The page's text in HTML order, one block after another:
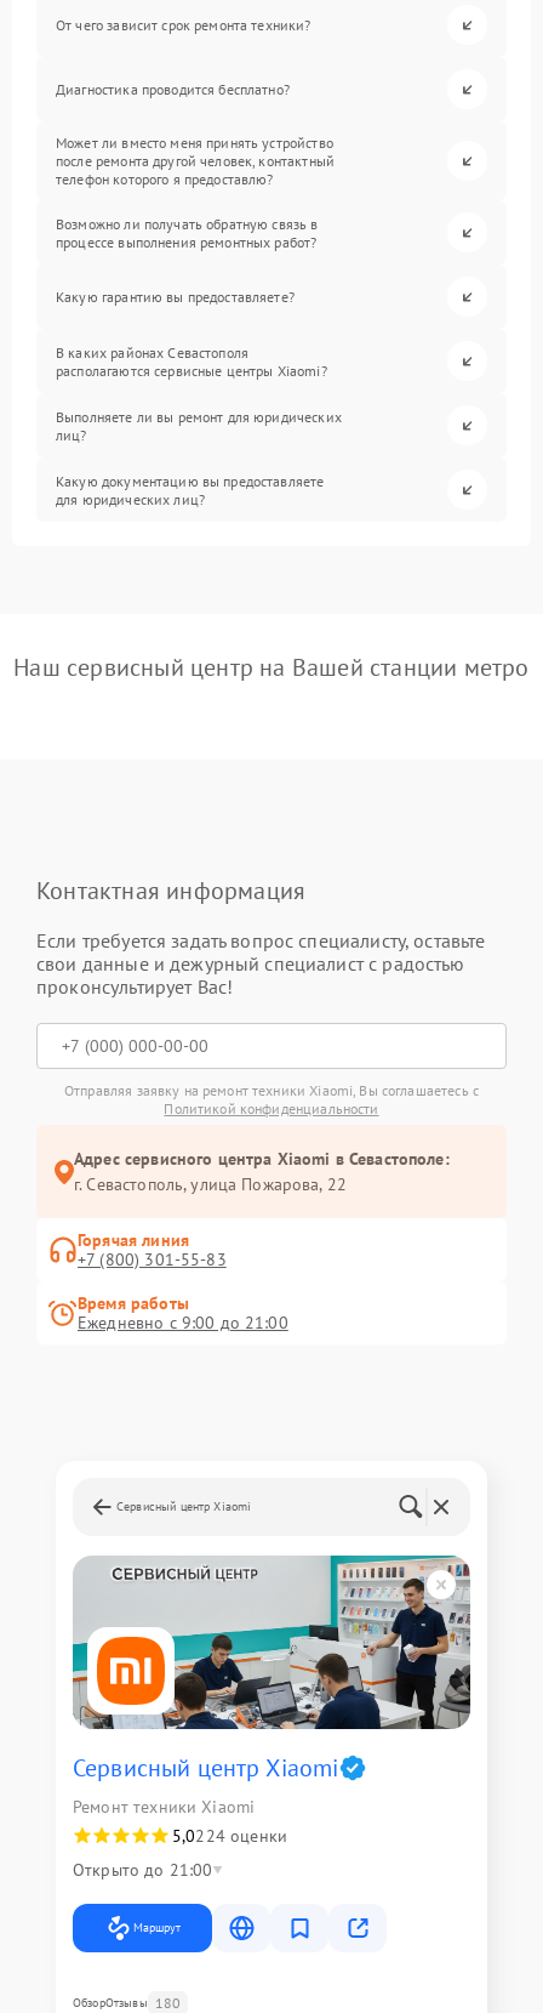
От чего зависит срок ремонта техники?
Диагностика проводится бесплатно?
Может ли вместо меня принять устройство
после ремонта другой человек, контактный
телефон которого я предоставлю?
Возможно ли получать обратную связь в
процессе выполнения ремонтных работ?
Какую гарантию вы предоставляете?
В каких районах Севастополя
располагаются сервисные центры Xiaomi?
Выполняете ли вы ремонт для юридических
лиц?
Какую документацию вы предоставляете
для юридических лиц?
Наш сервисный центр на Вашей станции метро
Контактная информация
Если требуется задать вопрос специалисту, оставьте
свои данные и дежурный специалист с радостью
проконсультирует Вас!
Отправляя заявку на ремонт техники Xiaomi, Вы соглашаетесь с
Политикой конфиденциальности
Адрес сервисного центра Xiaomi в Севастополе:
г. Севастополь, улица Пожарова, 22
Горячая линия
+7 (800) 301-55-83
Время работы
Ежедневно с 9:00 до 21:00
Сервисный центр Xiaomi
Сервисный центр Xiaomi
Ремонт техники Xiaomi
5,0224 оценки
Открыто до 21:00
Маршрут
ОбзорОтзывы 180